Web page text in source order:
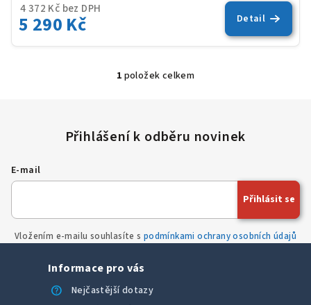
4 372 Kč bez DPH
5 290 Kč Detail
O
á
d
c
v
1 položek celkem
E-mail
Vložením e-mailu souhlasíte s podmínkami ochrany osobních údajů
Přihlásit se
Informace pro vás
help
Nejčastější dotazy